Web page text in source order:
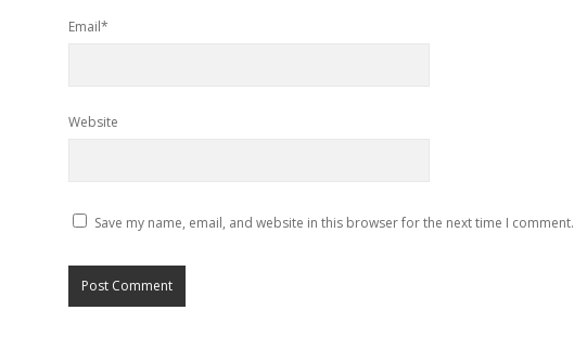
Email*
Website
Save my name, email, and website in this browser for the next time I comment.